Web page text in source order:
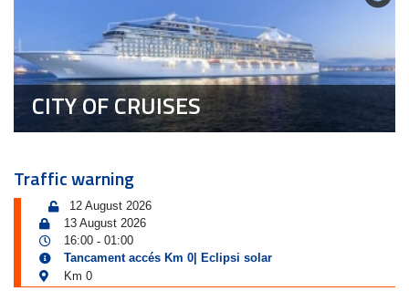
CITY OF CRUISES
Traffic warning
12 August 2026
13 August 2026
16:00 - 01:00
Tancament accés Km 0| Eclipsi solar
Km 0